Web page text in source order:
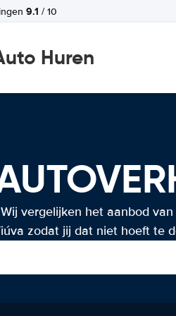
9.1 / 10
Huren
vergelijken het aanbod van
zodat jij dat niet hoeft te